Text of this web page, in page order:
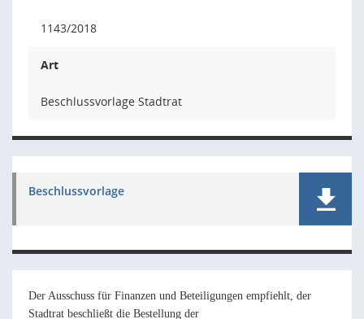
1143/2018
Art
Beschlussvorlage Stadtrat
Beschlussvorlage
Der Ausschuss für Finanzen und Beteiligungen empfiehlt, der
Stadtrat beschließt die Bestellung der